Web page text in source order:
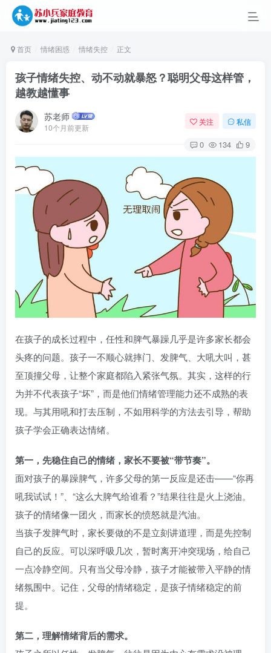
首页 情绪困惑 情绪失控 正文
孩子情绪失控、动不动就暴怒？聪明父母这样管，
越教越懂事
苏老师
10个月前更新
关注 私信
0 134 9
在孩子的成长过程中，任性和脾气暴躁几乎是许多家长都会
头疼的问题。孩子一不顺心就摔门、发脾气、大吼大叫，甚
至顶撞父母，让整个家庭都陷入紧张气氛。其实，这样的行
为并不代表孩子“坏”，而是他们情绪管理能力还不成熟的表
现。与其用吼和打去压制，不如用科学的方法去引导，帮助
孩子学会正确表达情绪。
第一，先稳住自己的情绪，家长不要被“带节奏”。
面对孩子的暴躁脾气，许多父母的第一反应是还击——“你再
吼我试试！”、“这么大脾气给谁看？”结果往往是火上浇油。
孩子的情绪像一团火，而家长的愤怒就是汽油。
当孩子发脾气时，家长要做的不是立刻讲道理，而是先控制
自己的反应。可以深呼吸几次，暂时离开冲突现场，给自己
一点冷静空间。只有当父母冷静，孩子才能被带入平静的情
绪氛围中。记住，父母的情绪稳定，是孩子情绪稳定的前
提。
第二，理解情绪背后的需求。